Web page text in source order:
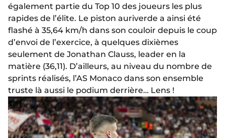
également partie du Top 10 des joueurs les plus
rapides de l’élite. Le piston auriverde a ainsi été
flashé à 35,64 km/h dans son couloir depuis le coup
d’envoi de l’exercice, à quelques dixièmes
seulement de Jonathan Clauss, leader en la
matière (36,11). D’ailleurs, au niveau du nombre de
sprints réalisés, l’AS Monaco dans son ensemble
truste là aussi le podium derrière… Lens !